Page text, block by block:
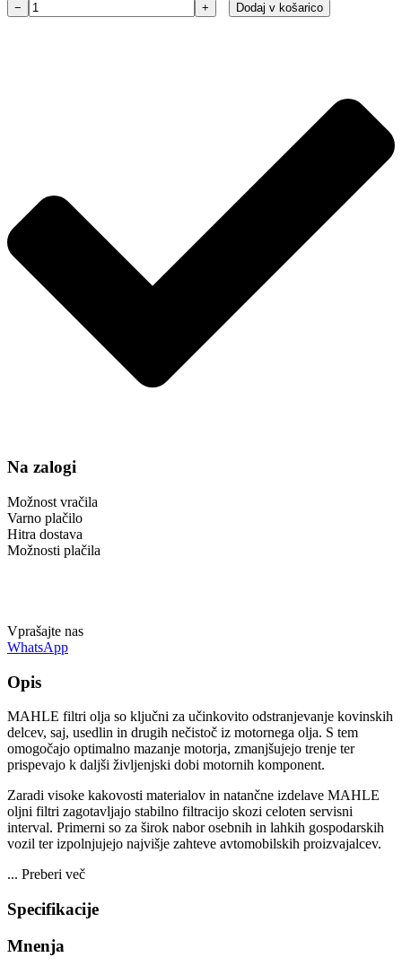
Filter
− + Dodaj v košarico
Na zalogi
Možnost vračila
Varno plačilo
Hitra dostava
Možnosti plačila
Vprašajte nas
WhatsApp
Opis
MAHLE filtri olja so ključni za učinkovito odstranjevanje kovinskih
delcev, saj, usedlin in drugih nečistoč iz motornega olja. S tem
omogočajo optimalno mazanje motorja, zmanjšujejo trenje ter
prispevajo k daljši življenjski dobi motornih komponent.
Zaradi visoke kakovosti materialov in natančne izdelave MAHLE
oljni filtri zagotavljajo stabilno filtracijo skozi celoten servisni
interval. Primerni so za širok nabor osebnih in lahkih gospodarskih
vozil ter izpolnjujejo najvišje zahteve avtomobilskih proizvajalcev.
... Preberi več
Specifikacije
Mnenja